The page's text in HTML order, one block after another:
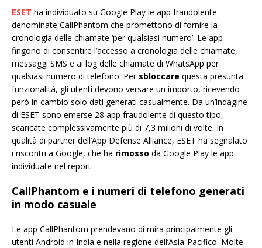
ESET ha individuato su Google Play le app fraudolente
denominate CallPhantom che promettono di fornire la
cronologia delle chiamate ‘per qualsiasi numero’. Le app
fingono di consentire l’accesso a cronologia delle chiamate,
messaggi SMS e ai log delle chiamate di WhatsApp per
qualsiasi numero di telefono. Per sbloccare questa presunta
funzionalità, gli utenti devono versare un importo, ricevendo
però in cambio solo dati generati casualmente. Da un’indagine
di ESET sono emerse 28 app fraudolente di questo tipo,
scaricate complessivamente più di 7,3 milioni di volte. In
qualità di partner dell’App Defense Alliance, ESET ha segnalato
i riscontri a Google, che ha rimosso da Google Play le app
individuate nel report.
CallPhantom e i numeri di telefono generati
in modo casuale
Le app CallPhantom prendevano di mira principalmente gli
utenti Android in India e nella regione dell’Asia-Pacifico. Molte